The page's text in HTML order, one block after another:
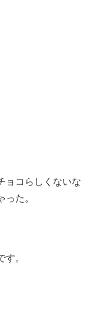
ョコらしくないな
た。
。